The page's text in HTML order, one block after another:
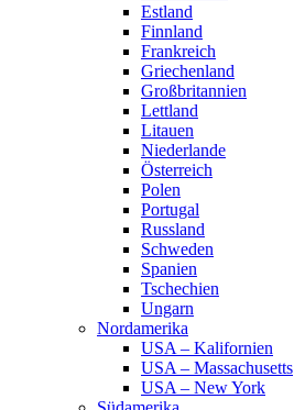
Estland
Finnland
Frankreich
Griechenland
Großbritannien
Lettland
Litauen
Niederlande
Österreich
Polen
Portugal
Russland
Schweden
Spanien
Tschechien
Ungarn
Nordamerika
USA – Kalifornien
USA – Massachusetts
USA – New York